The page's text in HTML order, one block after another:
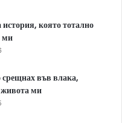
която тотално
ми
срещнах във влака,
ми